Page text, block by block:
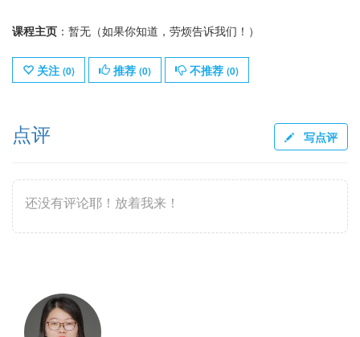
课程主页 ：暂无（如果你知道，劳烦告诉我们！）
关注 (0) 推荐 (0) 不推荐 (0)
点评 写点评
还没有评论耶！放着我来！